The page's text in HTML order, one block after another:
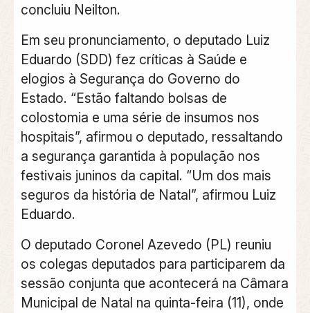
concluiu Neilton.
Em seu pronunciamento, o deputado Luiz
Eduardo (SDD) fez críticas à Saúde e
elogios à Segurança do Governo do
Estado. “Estão faltando bolsas de
colostomia e uma série de insumos nos
hospitais”, afirmou o deputado, ressaltando
a segurança garantida à população nos
festivais juninos da capital. “Um dos mais
seguros da história de Natal”, afirmou Luiz
Eduardo.
O deputado Coronel Azevedo (PL) reuniu
os colegas deputados para participarem da
sessão conjunta que acontecerá na Câmara
Municipal de Natal na quinta-feira (11), onde